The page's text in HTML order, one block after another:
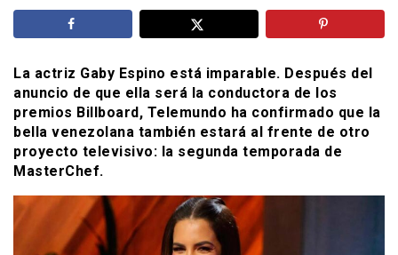
La actriz Gaby Espino está imparable. Después del
anuncio de que ella será la conductora de los
premios Billboard, Telemundo ha confirmado que la
bella venezolana también estará al frente de otro
proyecto televisivo: la segunda temporada de
MasterChef.